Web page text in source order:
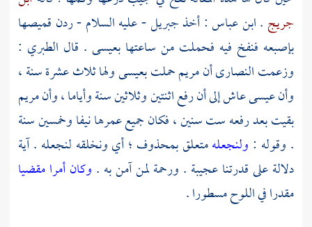
جريج .ابن عباس: أخذجبريل- عليه السلام - ردن قميصها
بإصبعه فنفخ فيه فحملت من ساعتها بعيسى . قال الطبري :
وزعمتالنصارىأنمريمحملتبعيسىولها ثلاث عشرة سنة ،
وأنعيسىعاش إلى أن رفع اثنتين وثلاثين سنة وأياما ، وأنمريم
بقيت بعد رفعه ست سنين ، فكان جميع عمرها نيفا وخمسين سنة
. وقوله : ولنجعلهمتعلق بمحذوف ؛ أي ونخلقه لنجعله . آية
دلالة على قدرتنا عجيبة . ورحمة لمن آمن به . وكان أمرا مقضيا
مقدرا في اللوح مسطورا .